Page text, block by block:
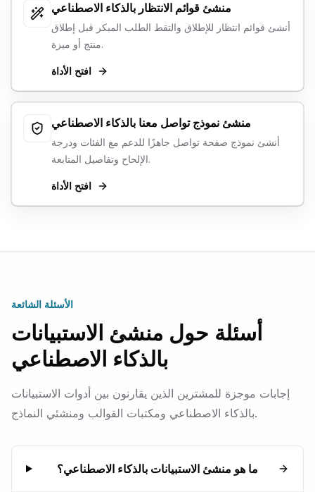
منشئ قوائم الانتظار بالذكاء الاصطناعي
أنشئ قوائم انتظار للإطلاق والتقط الطلب المبكر قبل إطلاق
منتج أو ميزة.
افتح الأداة
منشئ نموذج تواصل معنا بالذكاء الاصطناعي
أنشئ نموذج صفحة تواصل جاهزًا للدعم مع الفئات ودرجة
الإلحاح وتفاصيل المتابعة.
افتح الأداة
الأسئلة الشائعة
أسئلة حول منشئ الاستبيانات
بالذكاء الاصطناعي
إجابات موجزة للمشترين الذين يقارنون بين أدوات الاستبيانات
بالذكاء الاصطناعي ومكتبات القوالب ومنشئي النماذج.
ما هو منشئ الاستبيانات بالذكاء الاصطناعي؟